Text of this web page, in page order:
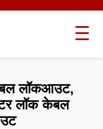
लॉकआउट,
लॉक केबल